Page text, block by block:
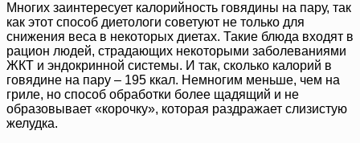
Многих заинтересует калорийность говядины на пару, так
как этот способ диетологи советуют не только для
снижения веса в некоторых диетах. Такие блюда входят в
рацион людей, страдающих некоторыми заболеваниями
ЖКТ и эндокринной системы. И так, сколько калорий в
говядине на пару – 195 ккал. Немногим меньше, чем на
гриле, но способ обработки более щадящий и не
образовывает «корочку», которая раздражает слизистую
желудка.